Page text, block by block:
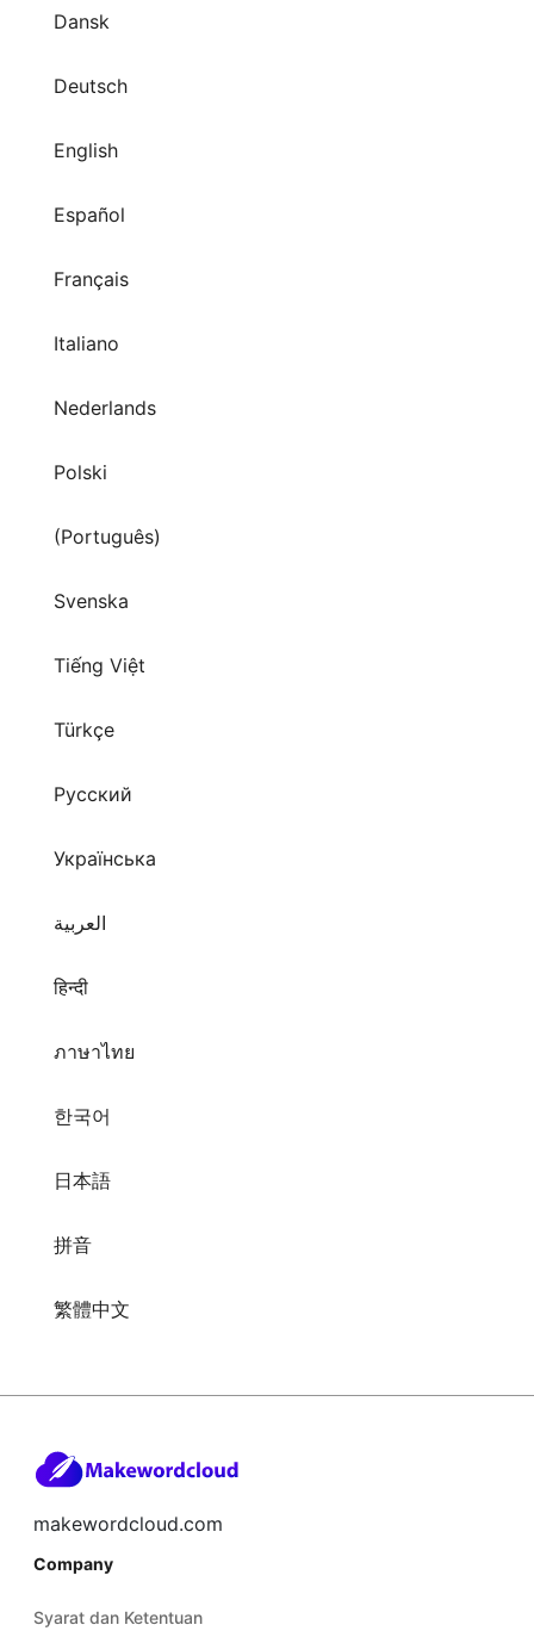
Dansk
Deutsch
English
Español
Français
Italiano
Nederlands
Polski
(Português)
Svenska
Tiếng Việt
Türkçe
Русский
Українська
العربية
हिन्दी
ภาษาไทย
한국어
日本語
拼音
繁體中文
makewordcloud.com
Company
Syarat dan Ketentuan